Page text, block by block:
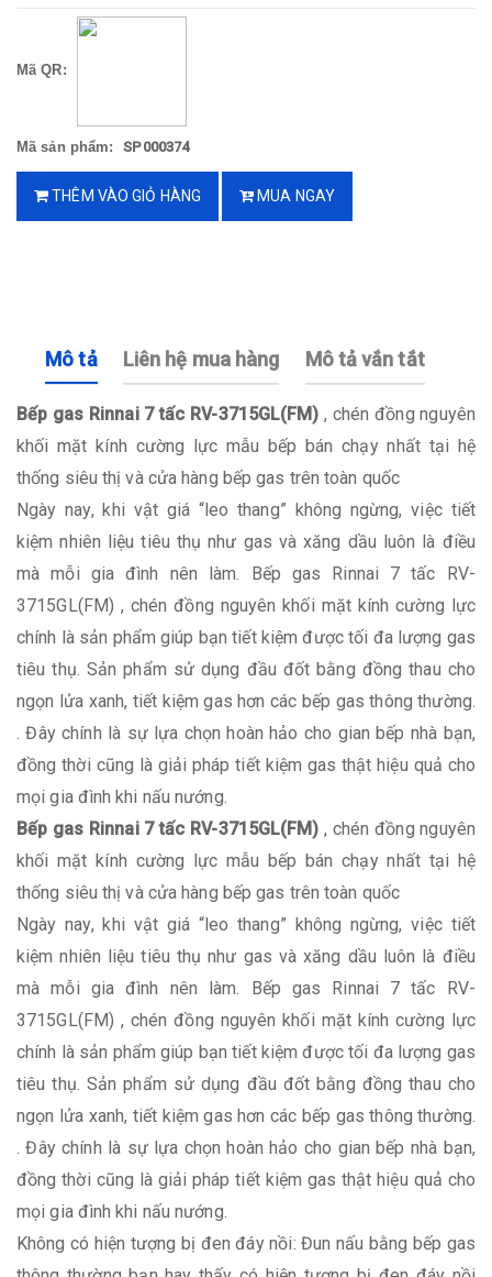
Mã QR:
Mã sản phẩm: SP000374
THÊM VÀO GIỎ HÀNG MUA NGAY
Mô tả Liên hệ mua hàng Mô tả vắn tắt
Bếp gas Rinnai 7 tấc RV-3715GL(FM) , chén đồng nguyên
khối mặt kính cường lực mẫu bếp bán chạy nhất tại hệ
thống siêu thị và cửa hàng bếp gas trên toàn quốc
Ngày nay, khi vật giá “leo thang” không ngừng, việc tiết
kiệm nhiên liệu tiêu thụ như gas và xăng dầu luôn là điều
mà mỗi gia đình nên làm. Bếp gas Rinnai 7 tấc RV-
3715GL(FM) , chén đồng nguyên khối mặt kính cường lực
chính là sản phẩm giúp bạn tiết kiệm được tối đa lượng gas
tiêu thụ. Sản phẩm sử dụng đầu đốt bằng đồng thau cho
ngọn lửa xanh, tiết kiệm gas hơn các bếp gas thông thường.
. Đây chính là sự lựa chọn hoàn hảo cho gian bếp nhà bạn,
đồng thời cũng là giải pháp tiết kiệm gas thật hiệu quả cho
mọi gia đình khi nấu nướng.
Bếp gas Rinnai 7 tấc RV-3715GL(FM), chén đồng nguyên
khối mặt kính cường lực mẫu bếp bán chạy nhất tại hệ
thống siêu thị và cửa hàng bếp gas trên toàn quốc
Ngày nay, khi vật giá “leo thang” không ngừng, việc tiết
kiệm nhiên liệu tiêu thụ như gas và xăng dầu luôn là điều
mà mỗi gia đình nên làm. Bếp gas Rinnai 7 tấc RV-
3715GL(FM) , chén đồng nguyên khối mặt kính cường lực
chính là sản phẩm giúp bạn tiết kiệm được tối đa lượng gas
tiêu thụ. Sản phẩm sử dụng đầu đốt bằng đồng thau cho
ngọn lửa xanh, tiết kiệm gas hơn các bếp gas thông thường.
. Đây chính là sự lựa chọn hoàn hảo cho gian bếp nhà bạn,
đồng thời cũng là giải pháp tiết kiệm gas thật hiệu quả cho
mọi gia đình khi nấu nướng.
Không có hiện tượng bị đen đáy nồi: Đun nấu bằng bếp gas